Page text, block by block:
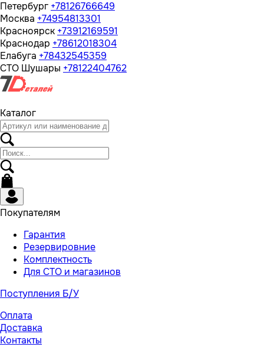
Петербург +78126766649
Москва +74954813301
Красноярск +73912169591
Краснодар +78612018304
Елабуга +78432545359
СТО Шушары +78122404762
Каталог
Покупателям
Гарантия
Резервировние
Комплектность
Для СТО и магазинов
Поступления Б/У
Оплата
Доставка
Контакты